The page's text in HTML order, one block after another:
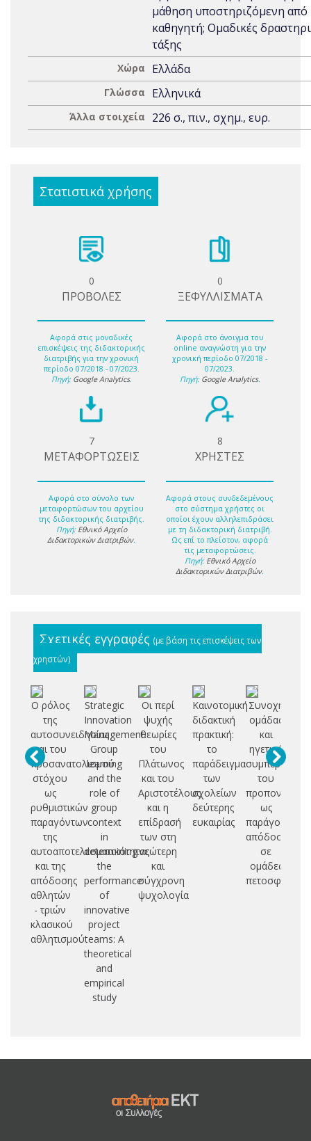
μάθηση υποστηριζόμενη από
καθηγητή; Ομαδικές
τάξης
Χώρα Ελλάδα
Γλώσσα Ελληνικά
Άλλα στοιχεία 226 σ., πιν., σχημ., ευρ.
Στατιστικά χρήσης
0
ΠΡΟΒΟΛΕΣ
Αφορά στις μοναδικές
επισκέψεις της διδακτορικής
διατριβής για την χρονική
περίοδο 07/2018 - 07/2023.
Πηγή: Google Analytics.
0
ΞΕΦΥΛΛΙΣΜΑΤΑ
Αφορά στο άνοιγμα του
online αναγνώστη για την
χρονική περίοδο 07/2018 -
07/2023.
Πηγή: Google Analytics.
7
ΜΕΤΑΦΟΡΤΩΣΕΙΣ
Αφορά στο σύνολο των
μεταφορτώσων του αρχείου
της διδακτορικής διατριβής.
Πηγή: Εθνικό Αρχείο
Διδακτορικών Διατριβών.
8
ΧΡΗΣΤΕΣ
Αφορά στους συνδεδεμένους
στο σύστημα χρήστες οι
οποίοι έχουν αλληλεπιδράσει
με τη διδακτορική διατριβή.
Ως επί το πλείστον, αφορά
τις μεταφορτώσεις.
Πηγή: Εθνικό Αρχείο
Διδακτορικών Διατριβών.
Σχετικές εγγραφές (με βάση τις επισκέψεις των
χρηστών)
Ο ρόλος
της
αυτοσυνειδησίας
και του
προσανατολισμού
στόχου
ως
ρυθμιστικών
παραγόντων
της
αυτοαποτελεσματικότητας
και της
απόδοσης
αθλητών
- τριών
κλασικού
αθλητισμού
Strategic
Innovation
Management:
Group
learning
and the
role of
group
context
in
determining
the
performance
of
innovative
project
teams: A
theoretical
and
empirical
study
Οι περί
ψυχής
θεωρίες
του
Πλάτωνος
και του
Αριστοτέλους
και η
επίδρασή
των στη
νεώτερη
και
σύγχρονη
ψυχολογία
Καινοτομική
διδακτική
πρακτική:
το
παράδειγμα
των
σχολείων
δεύτερης
ευκαιρίας
Συνοχή
ομάδας
και
ηγετική
συμπεριφορά
του
προπονητή
ως
παράγοντες
απόδοσης
σε
ομάδες